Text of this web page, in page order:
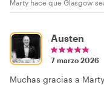
Marty hace que Glasgow
Austen
7 marzo 2026
Muchas gracias a